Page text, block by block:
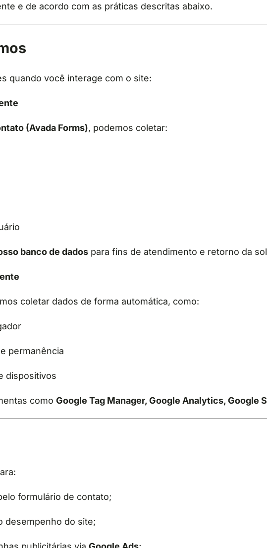
e de acordo com as práticas descritas abaixo.
quando você interage com o site:
(Avada Forms), podemos coletar:
banco de dadospara fins de atendimento e retorno da
coletar dados de forma automática, como:
permanência
dispositivos
como Google Tag Manager, Google Analytics, Google
formulário de contato;
desempenho do site;